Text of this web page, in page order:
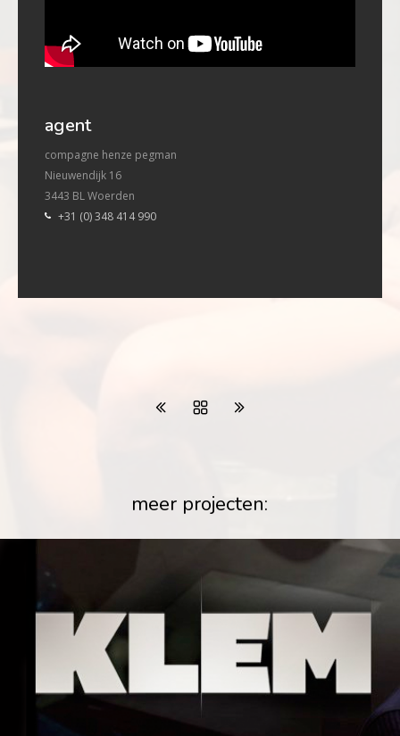
agent
compagne henze pegman
Nieuwendijk 16
3443 BL Woerden
+31 (0) 348 414 990
meer projecten: